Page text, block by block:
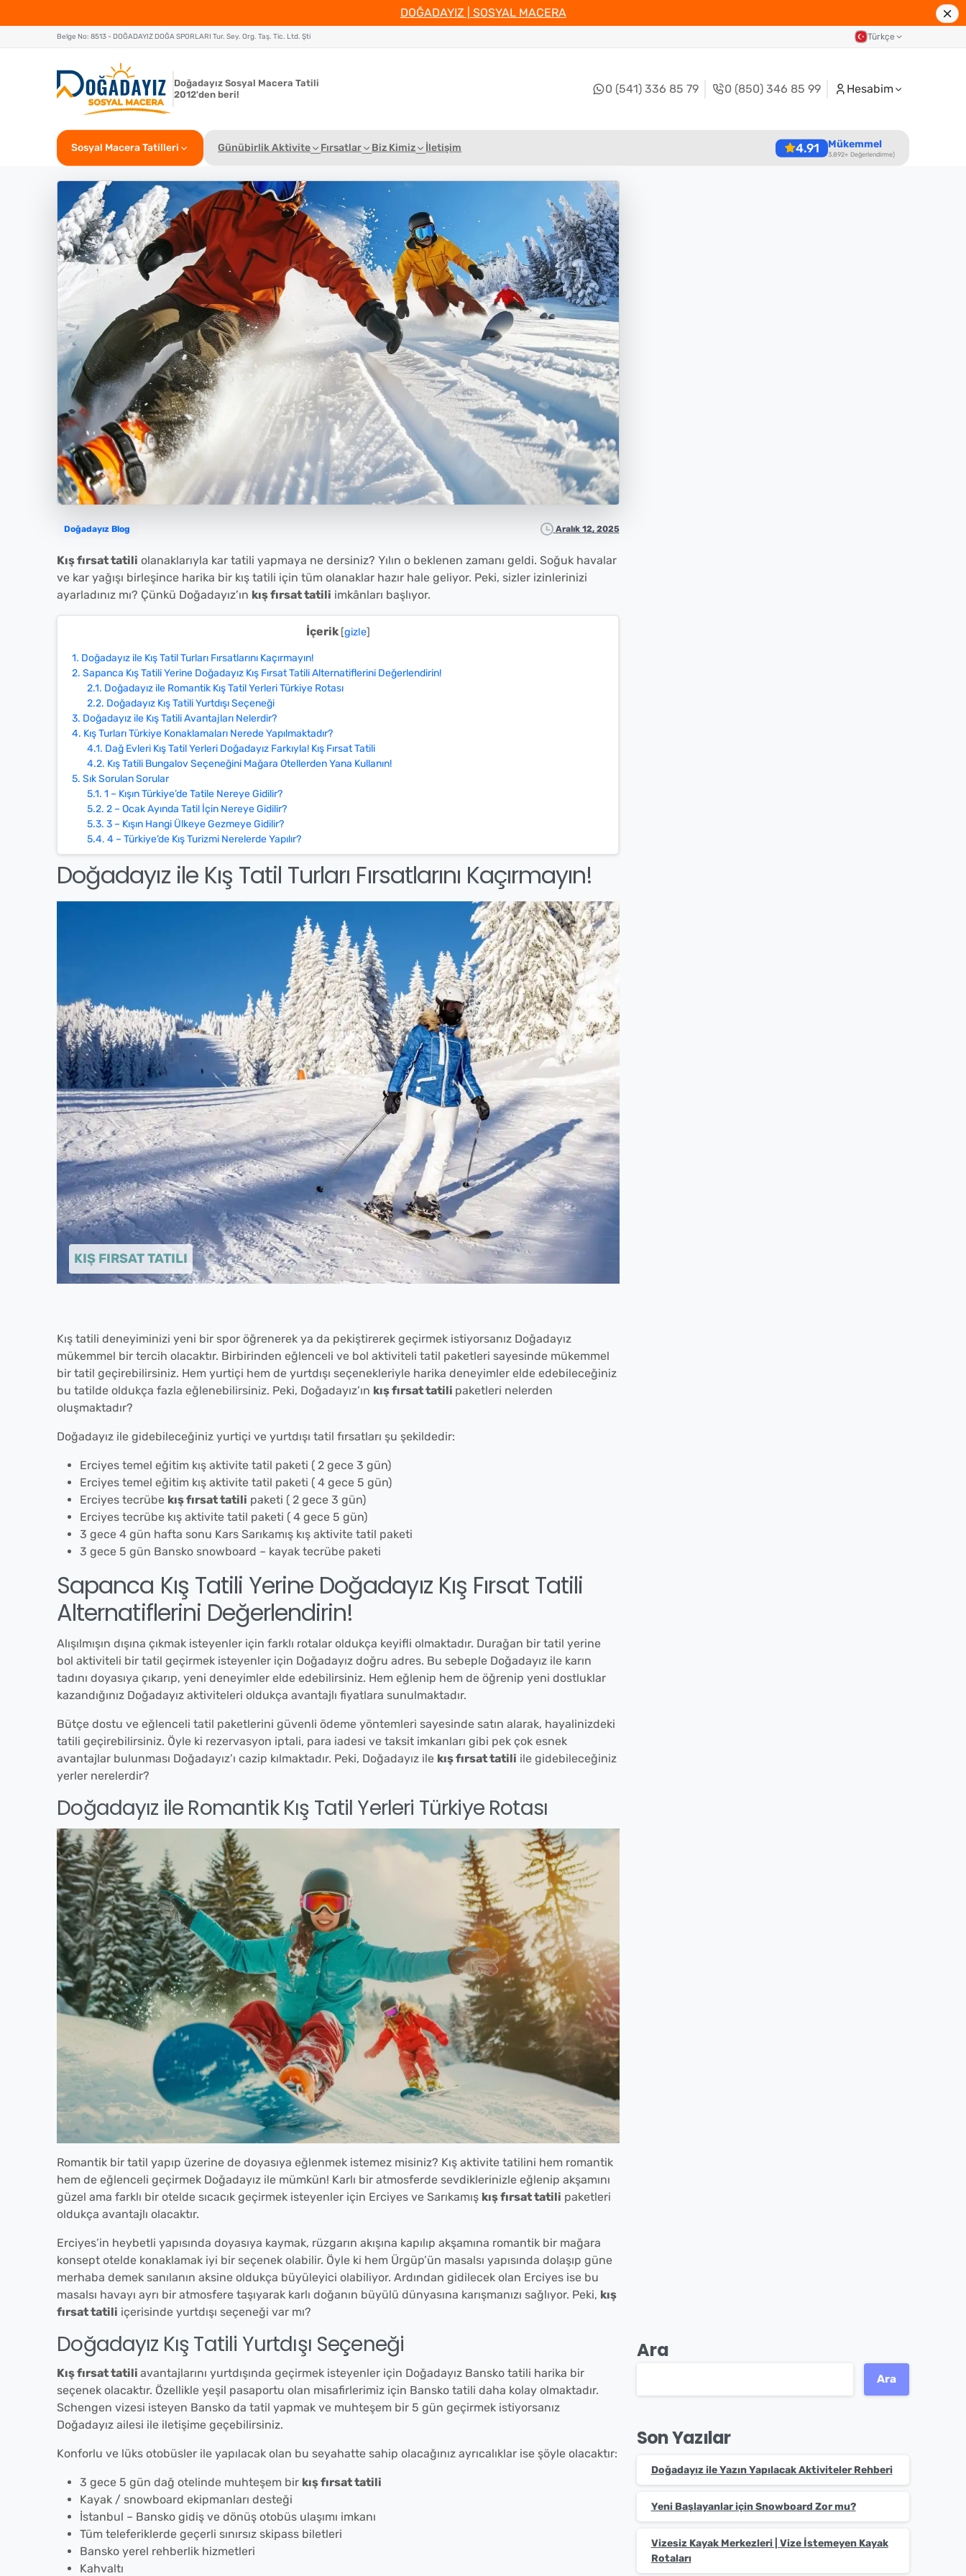
DOĞADAYIZ | SOSYAL MACERA
Belge No: 8513 - DOĞADAYIZ DOĞA SPORLARI Tur. Sey. Org. Taş. Tic. Ltd. Şti Türkçe
Doğadayız Sosyal Macera Tatili
2012'den beri!
0 (541) 336 85 79 0 (850) 346 85 99 Hesabim
Sosyal Macera Tatilleri Günübirlik Aktivite Fırsatlar Biz Kimiz İletişim 4.91 Mükemmel
3.892+ Değerlendirme)
Doğadayız Blog Aralık 12, 2025
Kış fırsat tatili olanaklarıyla kar tatili yapmaya ne dersiniz? Yılın o beklenen zamanı geldi. Soğuk havalar
ve kar yağışı birleşince harika bir kış tatili için tüm olanaklar hazır hale geliyor. Peki, sizler izinlerinizi
ayarladınız mı? Çünkü Doğadayız’ın kış fırsat tatili imkânları başlıyor.
İçerik [gizle]
1. Doğadayız ile Kış Tatil Turları Fırsatlarını Kaçırmayın!
2. Sapanca Kış Tatili Yerine Doğadayız Kış Fırsat Tatili Alternatiflerini Değerlendirin!
2.1. Doğadayız ile Romantik Kış Tatil Yerleri Türkiye Rotası
2.2. Doğadayız Kış Tatili Yurtdışı Seçeneği
3. Doğadayız ile Kış Tatili Avantajları Nelerdir?
4. Kış Turları Türkiye Konaklamaları Nerede Yapılmaktadır?
4.1. Dağ Evleri Kış Tatil Yerleri Doğadayız Farkıyla! Kış Fırsat Tatili
4.2. Kış Tatili Bungalov Seçeneğini Mağara Otellerden Yana Kullanın!
5. Sık Sorulan Sorular
5.1. 1 – Kışın Türkiye’de Tatile Nereye Gidilir?
5.2. 2 – Ocak Ayında Tatil İçin Nereye Gidilir?
5.3. 3 – Kışın Hangi Ülkeye Gezmeye Gidilir?
5.4. 4 – Türkiye’de Kış Turizmi Nerelerde Yapılır?
Doğadayız ile Kış Tatil Turları Fırsatlarını Kaçırmayın!
KIŞ FIRSAT TATILI
Kış tatili deneyiminizi yeni bir spor öğrenerek ya da pekiştirerek geçirmek istiyorsanız Doğadayız
mükemmel bir tercih olacaktır. Birbirinden eğlenceli ve bol aktiviteli tatil paketleri sayesinde mükemmel
bir tatil geçirebilirsiniz. Hem yurtiçi hem de yurtdışı seçenekleriyle harika deneyimler elde edebileceğiniz
bu tatilde oldukça fazla eğlenebilirsiniz. Peki, Doğadayız’ın kış fırsat tatili paketleri nelerden
oluşmaktadır?
Doğadayız ile gidebileceğiniz yurtiçi ve yurtdışı tatil fırsatları şu şekildedir:
Erciyes temel eğitim kış aktivite tatil paketi ( 2 gece 3 gün)
Erciyes temel eğitim kış aktivite tatil paketi ( 4 gece 5 gün)
Erciyes tecrübe kış fırsat tatili paketi ( 2 gece 3 gün)
Erciyes tecrübe kış aktivite tatil paketi ( 4 gece 5 gün)
3 gece 4 gün hafta sonu Kars Sarıkamış kış aktivite tatil paketi
3 gece 5 gün Bansko snowboard – kayak tecrübe paketi
Sapanca Kış Tatili Yerine Doğadayız Kış Fırsat Tatili
Alternatiflerini Değerlendirin!
Alışılmışın dışına çıkmak isteyenler için farklı rotalar oldukça keyifli olmaktadır. Durağan bir tatil yerine
bol aktiviteli bir tatil geçirmek isteyenler için Doğadayız doğru adres. Bu sebeple Doğadayız ile karın
tadını doyasıya çıkarıp, yeni deneyimler elde edebilirsiniz. Hem eğlenip hem de öğrenip yeni dostluklar
kazandığınız Doğadayız aktiviteleri oldukça avantajlı fiyatlara sunulmaktadır.
Bütçe dostu ve eğlenceli tatil paketlerini güvenli ödeme yöntemleri sayesinde satın alarak, hayalinizdeki
tatili geçirebilirsiniz. Öyle ki rezervasyon iptali, para iadesi ve taksit imkanları gibi pek çok esnek
avantajlar bulunması Doğadayız’ı cazip kılmaktadır. Peki, Doğadayız ile kış fırsat tatili ile gidebileceğiniz
yerler nerelerdir?
Doğadayız ile Romantik Kış Tatil Yerleri Türkiye Rotası
Romantik bir tatil yapıp üzerine de doyasıya eğlenmek istemez misiniz? Kış aktivite tatilini hem romantik
hem de eğlenceli geçirmek Doğadayız ile mümkün! Karlı bir atmosferde sevdiklerinizle eğlenip akşamını
güzel ama farklı bir otelde sıcacık geçirmek isteyenler için Erciyes ve Sarıkamış kış fırsat tatili paketleri
oldukça avantajlı olacaktır.
Erciyes’in heybetli yapısında doyasıya kaymak, rüzgarın akışına kapılıp akşamına romantik bir mağara
konsept otelde konaklamak iyi bir seçenek olabilir. Öyle ki hem Ürgüp’ün masalsı yapısında dolaşıp güne
merhaba demek sanılanın aksine oldukça büyüleyici olabiliyor. Ardından gidilecek olan Erciyes ise bu
masalsı havayı ayrı bir atmosfere taşıyarak karlı doğanın büyülü dünyasına karışmanızı sağlıyor. Peki, kış
fırsat tatili içerisinde yurtdışı seçeneği var mı?
Doğadayız Kış Tatili Yurtdışı Seçeneği
Kış fırsat tatiliavantajlarını yurtdışında geçirmek isteyenler için Doğadayız Bansko tatili harika bir
seçenek olacaktır. Özellikle yeşil pasaportu olan misafirlerimiz için Bansko tatili daha kolay olmaktadır.
Schengen vizesi isteyen Bansko da tatil yapmak ve muhteşem bir 5 gün geçirmek istiyorsanız
Doğadayız ailesi ile iletişime geçebilirsiniz.
Konforlu ve lüks otobüsler ile yapılacak olan bu seyahatte sahip olacağınız ayrıcalıklar ise şöyle olacaktır:
3 gece 5 gün dağ otelinde muhteşem bir kış fırsat tatili
Kayak / snowboard ekipmanları desteği
İstanbul – Bansko gidiş ve dönüş otobüs ulaşımı imkanı
Tüm teleferiklerde geçerli sınırsız skipass biletleri
Bansko yerel rehberlik hizmetleri
Kahvaltı